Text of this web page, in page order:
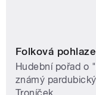
Čas vysílání
úterý 18:04, středa 3:00